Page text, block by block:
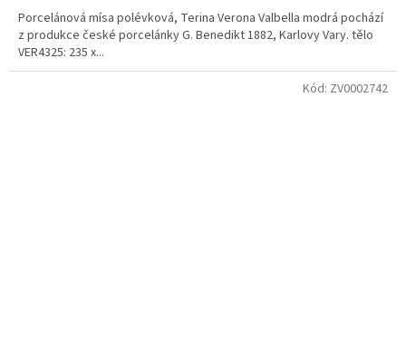
Porcelánová mísa polévková, Terina Verona Valbella modrá pochází
z produkce české porcelánky G. Benedikt 1882, Karlovy Vary. tělo
VER4325: 235 x...
Kód: ZV0002742